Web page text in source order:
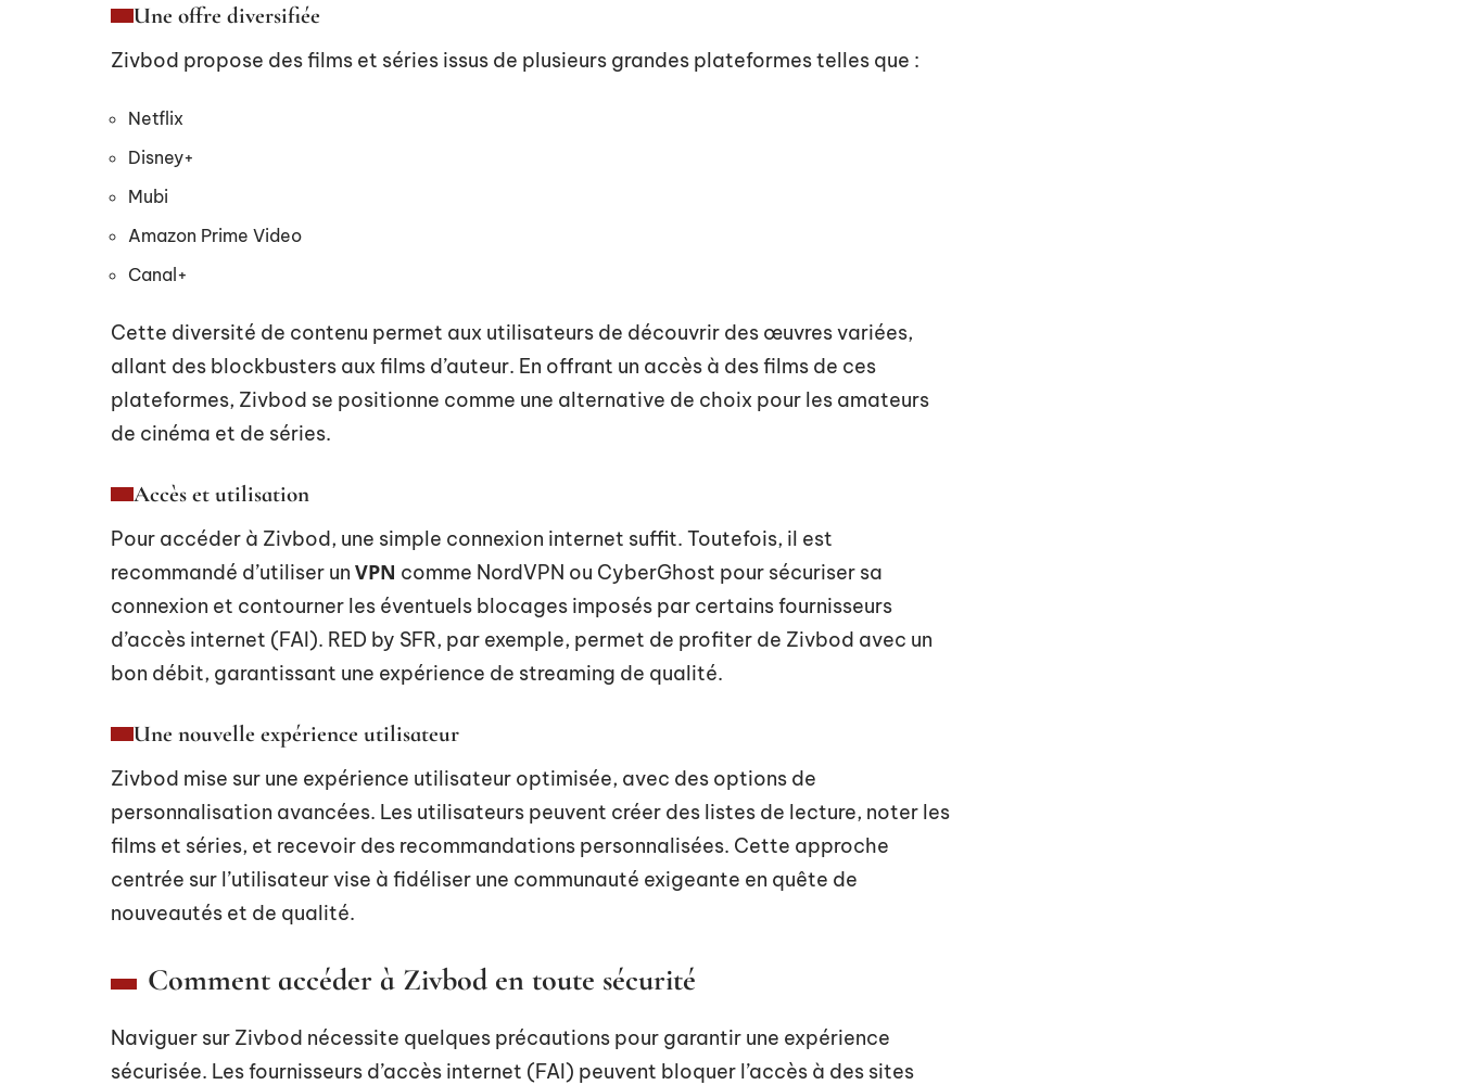
Une offre diversifiée
Zivbod propose des films et séries issus de plusieurs grandes plateformes telles que :
Netflix
Disney+
Mubi
Amazon Prime Video
Canal+
Cette diversité de contenu permet aux utilisateurs de découvrir des œuvres variées,
allant des blockbusters aux films d’auteur. En offrant un accès à des films de ces
plateformes, Zivbod se positionne comme une alternative de choix pour les amateurs
de cinéma et de séries.
Accès et utilisation
Pour accéder à Zivbod, une simple connexion internet suffit. Toutefois, il est
recommandé d’utiliser un VPN comme NordVPN ou CyberGhost pour sécuriser sa
connexion et contourner les éventuels blocages imposés par certains fournisseurs
d’accès internet (FAI). RED by SFR, par exemple, permet de profiter de Zivbod avec un
bon débit, garantissant une expérience de streaming de qualité.
Une nouvelle expérience utilisateur
Zivbod mise sur une expérience utilisateur optimisée, avec des options de
personnalisation avancées. Les utilisateurs peuvent créer des listes de lecture, noter les
films et séries, et recevoir des recommandations personnalisées. Cette approche
centrée sur l’utilisateur vise à fidéliser une communauté exigeante en quête de
nouveautés et de qualité.
Comment accéder à Zivbod en toute sécurité
Naviguer sur Zivbod nécessite quelques précautions pour garantir une expérience
sécurisée. Les fournisseurs d’accès internet (FAI) peuvent bloquer l’accès à des sites